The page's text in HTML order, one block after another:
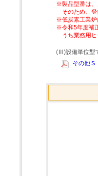
※製品型番は、
そのため、
※低炭素工業炉
※令和5年度補
うち業務用
(Ⅲ)設備単位型
その他